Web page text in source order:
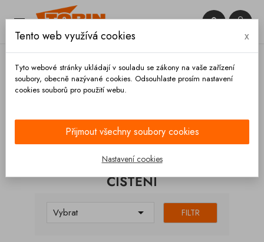
 

KATEGORIE
ČIŠTĚNÍ
Vybrat  FILTR
Tento web využívá cookies x
Tyto webové stránky ukládají v souladu se zákony na vaše zařízení
soubory, obecně nazývané cookies. Odsouhlaste prosím nastavení
cookies souborů pro použití webu.
Přijmout všechny soubory cookies
Nastavení cookies